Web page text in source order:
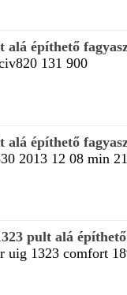
építhető
131 900
alá építhető
2013 12 08 min
pult alá építhető
uig 1323 comfort